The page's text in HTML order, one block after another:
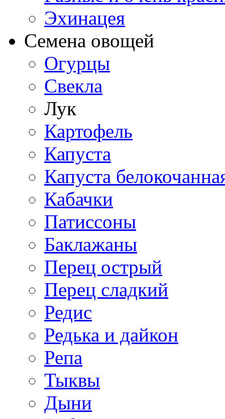
Эхинацея
Семена овощей
Огурцы
Свекла
Лук
Картофель
Капуста
Капуста
Кабачки
Патиссоны
Баклажаны
Перец острый
Перец сладкий
Редис
Редька и дайкон
Репа
Тыквы
Дыни